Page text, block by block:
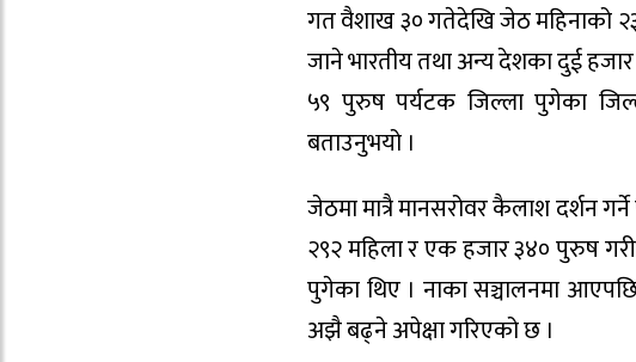
गत वैशाख ३० गतेदेखि जेठ महिनाको
जाने भारतीय तथा अन्य देशका दुई
५९ पुरुष पर्यटक जिल्ला पुगेका
बताउनुभयो ।
जेठमा मात्रै मानसरोवर कैलाश दर्शन
२९२ महिला र एक हजार ३४० पुरुष
पुगेका थिए । नाका सञ्चालनमा
अझै बढ्ने अपेक्षा गरिएको छ ।